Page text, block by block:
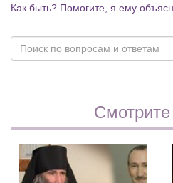
Как быть? Помогите, я ему